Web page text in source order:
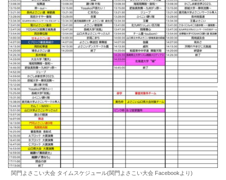
関門よさこい大会 タイムスケジュール(関門よさこい大会 Facebookより)